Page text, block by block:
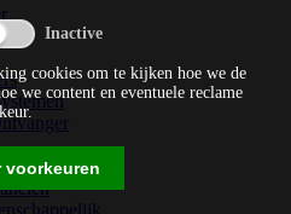
cookies om te kijken hoe we de
we content en eventuele reclame
voorkeuren